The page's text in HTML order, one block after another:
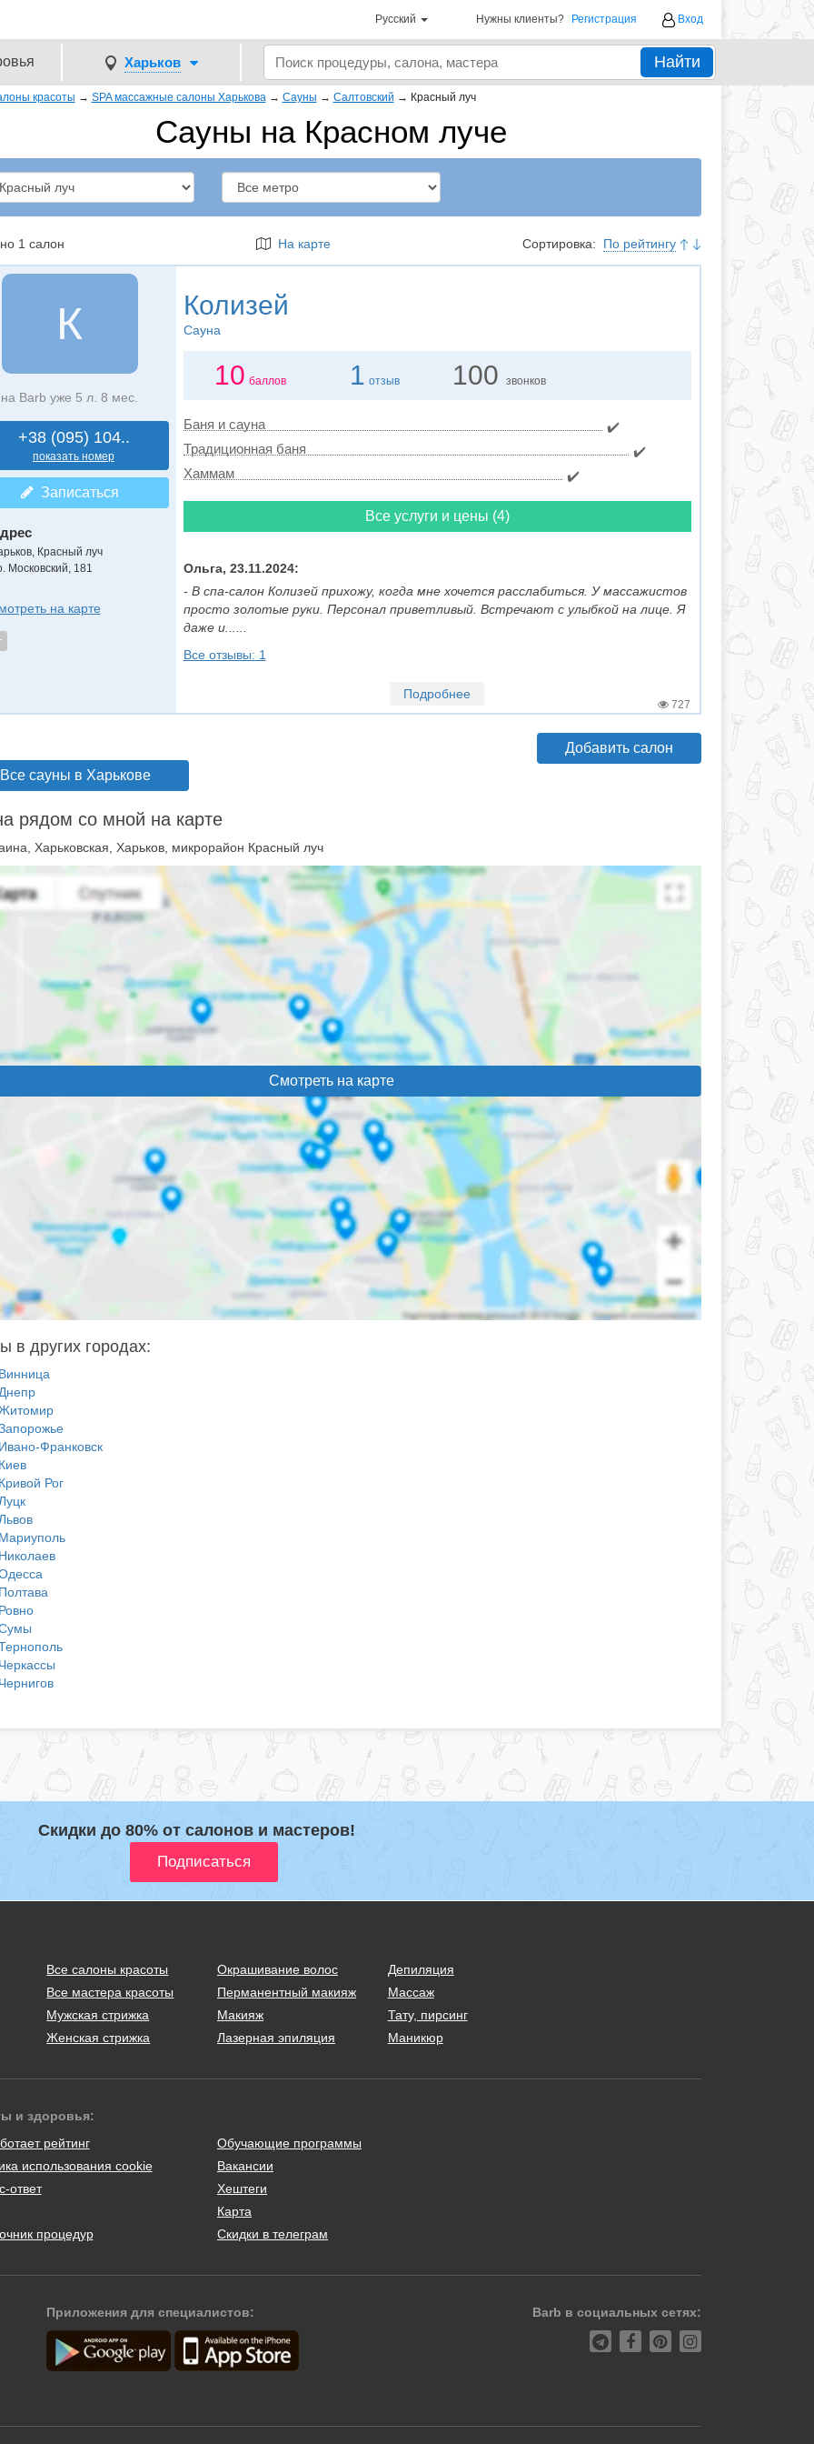
Русский Нужны клиенты? Регистрация Вход
Харьков Найти
красоты → SPA массажные салоны Харькова → Сауны → Салтовский → Красный луч
Сауны на Красном луче
1 салон На карте Сортировка: По рейтингу
К
на Barb уже 5 л. 8 мес.
+38 (095) 104..
показать номер
Записаться
Красный луч
Московский, 181
на карте
Колизей
Сауна
10 баллов 1 отзыв 100 звонков
Баня и сауна
✔️
Традиционная баня
✔️
Хаммам
✔️
Все услуги и цены (4)
Ольга, 23.11.2024:
- В спа-салон Колизей прихожу, когда мне хочется расслабиться. У массажистов
просто золотые руки. Персонал приветливый. Встречают с улыбкой на лице. Я
даже и......
Все отзывы: 1
Подробнее
727
Все сауны в Харькове
Добавить салон
рядом со мной на карте
Харьковская, Харьков, микрорайон Красный луч
Смотреть на карте
в других городах:
Франковск
Рог
Скидки до 80% от салонов и мастеров!
Все салоны красоты
Все мастера красоты
Мужская стрижка
Женская стрижка
Окрашивание волос
Перманентный макияж
Макияж
Лазерная эпиляция
Депиляция
Массаж
Тату, пирсинг
Маникюр
и здоровья:
рейтинг
использования cookie
ответ
процедур
Обучающие программы
Вакансии
Хештеги
Карта
Скидки в телеграм
Приложения для специалистов: Barb в социальных сетях: